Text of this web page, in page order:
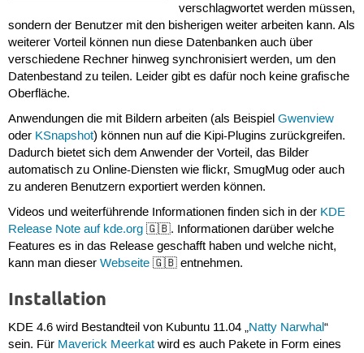
verschlagwortet werden müssen,
sondern der Benutzer mit den bisherigen weiter arbeiten kann. Als
weiterer Vorteil können nun diese Datenbanken auch über
verschiedene Rechner hinweg synchronisiert werden, um den
Datenbestand zu teilen. Leider gibt es dafür noch keine grafische
Oberfläche.
Anwendungen die mit Bildern arbeiten (als Beispiel Gwenview
oder KSnapshot) können nun auf die Kipi-Plugins zurückgreifen.
Dadurch bietet sich dem Anwender der Vorteil, das Bilder
automatisch zu Online-Diensten wie flickr, SmugMug oder auch
zu anderen Benutzern exportiert werden können.
Videos und weiterführende Informationen finden sich in der KDE
Release Note auf kde.org🇬🇧. Informationen darüber welche
Features es in das Release geschafft haben und welche nicht,
kann man dieser Webseite🇬🇧 entnehmen.
Installation
KDE 4.6 wird Bestandteil von Kubuntu 11.04 „Natty Narwhal“
sein. Für Maverick Meerkatwird es auch Pakete in Form eines